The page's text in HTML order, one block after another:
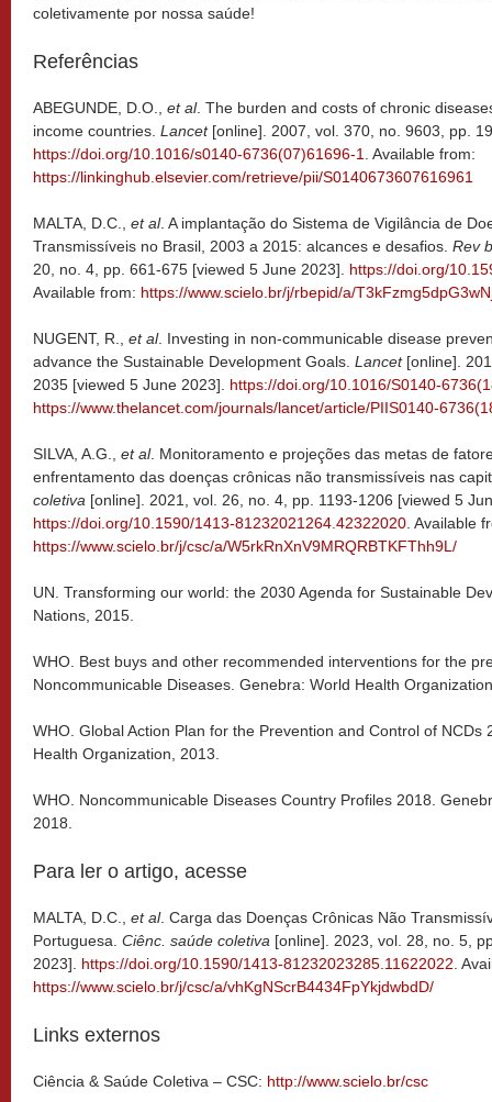
coletivamente por nossa saúde!
Referências
ABEGUNDE, D.O., et al. The burden and costs of chronic
income countries. Lancet[online]. 2007, vol. 370, no. 9603, pp.
https://doi.org/10.1016/s0140-6736(07)61696-1
. Available from:
https://linkinghub.elsevier.com/retrieve/pii/S0140673607616961
MALTA, D.C., et al. A implantação do Sistema de Vigilância de
Transmissíveis no Brasil, 2003 a 2015: alcances e desafios. Rev
20, no. 4, pp. 661-675 [viewed 5 June 2023]. https://doi.org/
Available from: https://www.scielo.br/j/rbepid/a/
NUGENT, R., et al. Investing in non-communicable disease
advance the Sustainable Development Goals. Lancet [online].
2035 [viewed 5 June 2023]. https://doi.org/10.1016/S0140-
https://www.thelancet.com/journals/lancet/article/PIIS0140-
SILVA, A.G., et al. Monitoramento e projeções das metas de
enfrentamento das doenças crônicas não transmissíveis nas
coletiva [online]. 2021, vol. 26, no. 4, pp. 1193-1206 [viewed 5
https://doi.org/10.1590/1413-81232021264.42322020 . Available
https://www.scielo.br/j/csc/a/W5rkRnXnV9MRQRBTKFThh9L/
UN. Transforming our world: the 2030 Agenda for Sustainable
Nations, 2015.
WHO. Best buys and other recommended interventions for the
Noncommunicable Diseases. Genebra: World Health
WHO. Global Action Plan for the Prevention and Control of NCDs
Health Organization, 2013.
WHO. Noncommunicable Diseases Country Profiles 2018.
2018.
Para ler o artigo, acesse
MALTA, D.C., et al. Carga das Doenças Crônicas Não
Portuguesa. Ciênc. saúde coletiva [online]. 2023, vol. 28, no. 5,
2023]. https://doi.org/10.1590/1413-81232023285.11622022 .
https://www.scielo.br/j/csc/a/vhKgNScrB4434FpYkjdwbdD/
Links externos
Ciência & Saúde Coletiva – CSC: http://www.scielo.br/csc